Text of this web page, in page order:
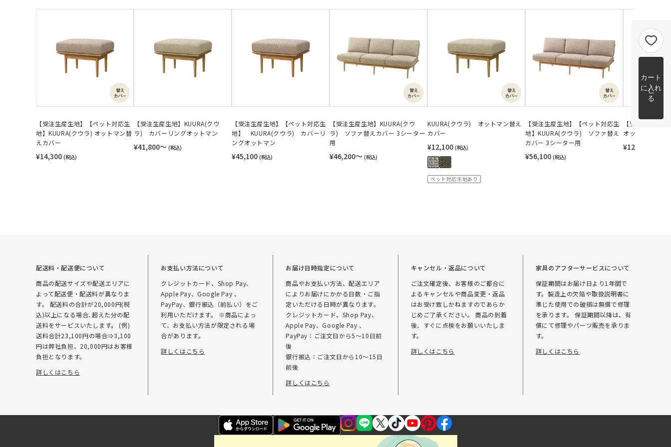
カート
に入れ
る
【受注生産生地】【ペット対応生
地】KUURA(クウラ) オットマン替
えカバー
¥14,300 (税込)
【受注生産生地】KUURA(クウ
ラ) カバーリングオットマン
¥41,800〜 (税込)
【受注生産生地】【ペット対応生
地】 KUURA(クウラ) カバーリ
ングオットマン
¥45,100 (税込)
【受注生産生地】KUURA(クウ
ラ) ソファ替えカバー 3シーター
用
¥46,200〜 (税込)
KUURA(クウラ) オットマン替え
カバー
¥12,100 (税込)
ペット対応生地あり
【受注生産生地】【ペット対応生
地】KUURA(クウラ) ソファ替え
カバー 3シーター用
¥56,100 (税込)
【受注生産生
オットマン替え
¥12,100〜
配送料・配送便について
商品の配送サイズや配送エリアに
よって配送便・配送料が異なりま
す。 配送料の合計が20,000円(税
込)以上になる場合､超えた分の配
送料をサービスいたします。 (例)
送料合計23,100円の場合⇒3,100
円は弊社負担、20,000円はお客様
負担となります。
詳しくはこちら
お支払い方法について
クレジットカード、Shop Pay、
Apple Pay、Google Pay 、
PayPay、銀行振込（前払い）をご
利用いただけます。 ※商品によっ
て、お支払い方法が限定される場
合があります。
詳しくはこちら
お届け日時指定について
商品やお支払い方法、配送エリア
によりお届けにかかる日数・ご指
定いただける日時が異なります。
クレジットカード、Shop Pay、
Apple Pay、Google Pay 、
PayPay：ご注文日から5～10日前
後
銀行振込：ご注文日から10～15日
前後
詳しくはこちら
キャンセル・返品について
ご注文確定後、お客様のご都合に
よるキャンセルや商品変更・返品
はお受け致しかねますのであらか
じめご了承ください。 商品の到着
後、すぐに点検をお願いいたしま
す。
詳しくはこちら
家具のアフターサービスについて
保証期間はお届け日より1年間で
す。製造上の欠陥や取扱説明書に
準じた使用での破損は無償で修理
を承ります。 保証期間以降は、有
償にて修理やパーツ販売を承りま
す。
詳しくはこちら